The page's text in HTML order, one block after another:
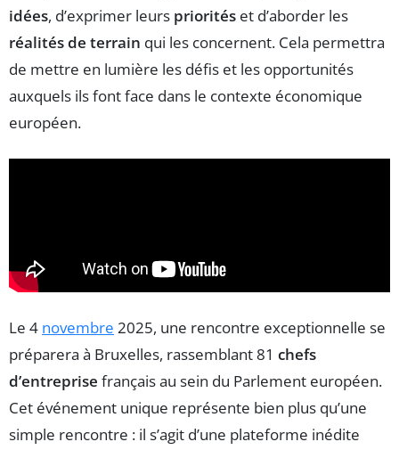
idées, d’exprimer leurs priorités et d’aborder les
réalités de terrain qui les concernent. Cela permettra
de mettre en lumière les défis et les opportunités
auxquels ils font face dans le contexte économique
européen.
Le 4 novembre 2025, une rencontre exceptionnelle se
préparera à Bruxelles, rassemblant 81 chefs
d’entreprise français au sein du Parlement européen.
Cet événement unique représente bien plus qu’une
simple rencontre : il s’agit d’une plateforme inédite